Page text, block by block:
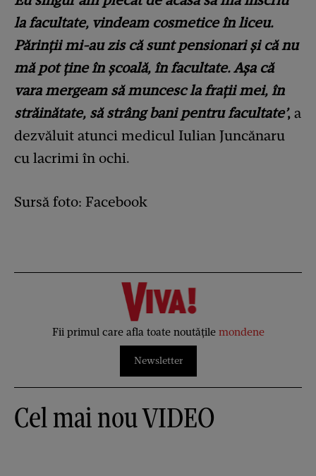
la facultate, vindeam cosmetice în liceu.
Părinții mi-au zis că sunt pensionari și că nu
mă pot ține în școală, în facultate. Așa că
vara mergeam să muncesc la frații mei, în
străinătate, să strâng bani pentru facultate’, a
dezvăluit atunci medicul Iulian Juncănaru
cu lacrimi în ochi.
Sursă foto: Facebook
Fii primul care afla toate noutățile mondene
Newsletter
Cel mai nou VIDEO